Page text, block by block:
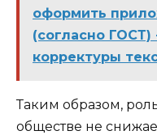
оформить
(согласно
корректуры
Таким образом,
обществе не